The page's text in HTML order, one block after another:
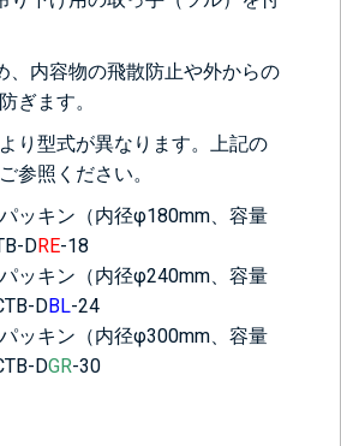
レベル計をつけ
る(+56760円)
カードホルダー
をつける
(+13200円)
、内容物の飛散防止や外からの
ぎます。
り型式が異なります。上記の
参照ください。
ッキン（内径φ180mm、容量
DRE-18
ッキン（内径φ240mm、容量
DBL-24
ッキン（内径φ300mm、容量
DGR-30